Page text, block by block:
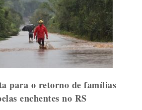
para o retorno de famílias
enchentes no RS